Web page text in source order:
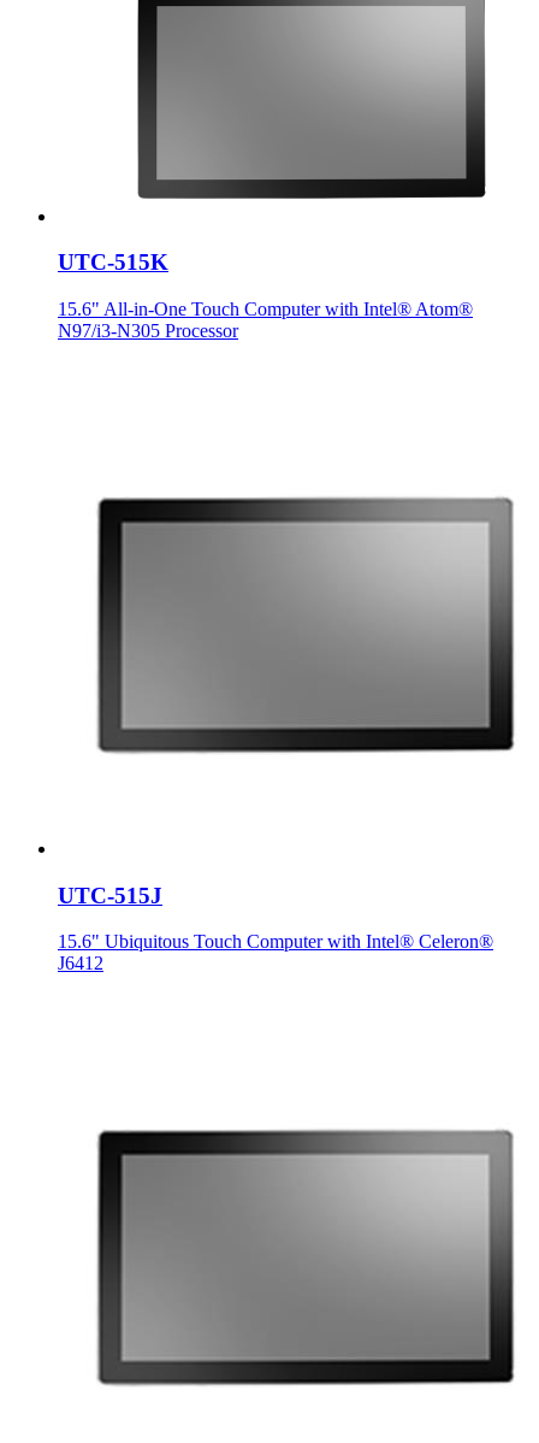
UTC-515K
15.6" All-in-One Touch Computer with Intel® Atom®
N97/i3-N305 Processor
UTC-515J
15.6" Ubiquitous Touch Computer with Intel® Celeron®
J6412